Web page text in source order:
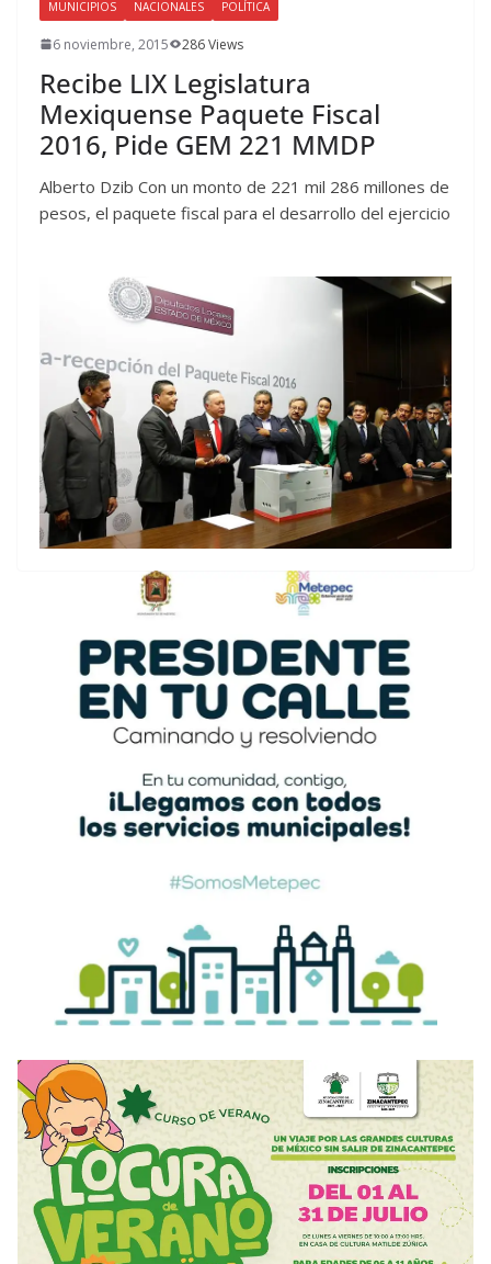
MUNICIPIOS NACIONALES POLÍTICA
6 noviembre, 2015 286 Views
Recibe LIX Legislatura
Mexiquense Paquete Fiscal
2016, Pide GEM 221 MMDP
Alberto Dzib Con un monto de 221 mil 286 millones de
pesos, el paquete fiscal para el desarrollo del ejercicio